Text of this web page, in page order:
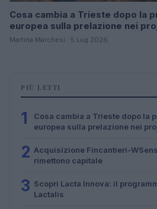
Cosa cambia a Trieste dopo la
europea sulla prelazione nei
Martina Marchesi · 5 Lug 2026
PIÙ LETTI
1
Cosa cambia a Trieste dopo la
europea sulla prelazione nei
2 Acquisizione Fincantieri-
rimettono capitale
3 Scopri Lacta Innova: il
Lactalis